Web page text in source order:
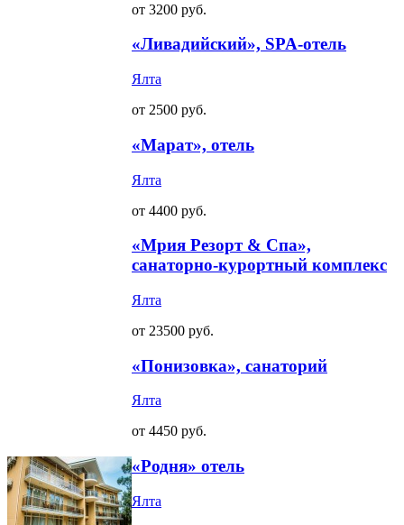
от 3200 руб.
«Ливадийский», SPA-отель
Ялта
от 2500 руб.
«Марат», отель
Ялта
от 4400 руб.
«Мрия Резорт & Спа»,
санаторно-курортный комплекс
Ялта
от 23500 руб.
«Понизовка», санаторий
Ялта
от 4450 руб.
«Родня» отель
Ялта